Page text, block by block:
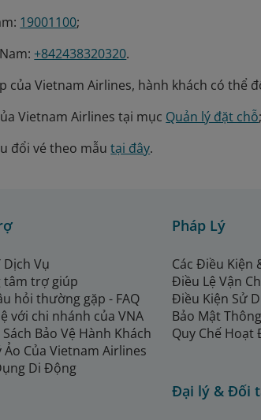
19001100;
+842438320320.
Vietnam Airlines, hành khách có thể
Vietnam Airlines tại mục Quản lý đặt chỗ;
đổi vé theo mẫutại đây.
Dịch Vụ
tâm trợ giúp
hỏi thường gặp - FAQ
với chi nhánh của VNA
Bảo Vệ Hành Khách
Ảo Của Vietnam Airlines
Di Động
Pháp Lý
Các Điều Kiện
Điều Lệ Vận
Điều Kiện Sử
Bảo Mật
Quy Chế Hoạt
Đại lý & Đối